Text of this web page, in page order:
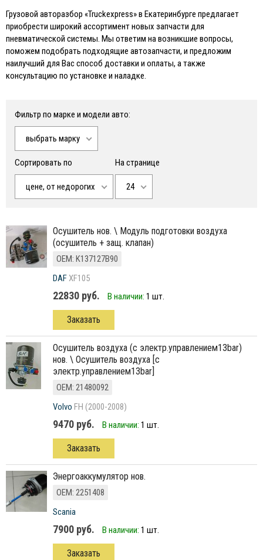
Грузовой авторазбор «Truckexpress» в Екатеринбурге предлагает
приобрести широкий ассортимент новых запчасти для
пневматической системы. Мы ответим на возникшие вопросы,
поможем подобрать подходящие автозапчасти, и предложим
наилучший для Вас способ доставки и оплаты, а также
консультацию по установке и наладке.
Фильтр по марке и модели авто:
выбрать марку
Сортировать по
цене, от недорогих
На странице
24
Осушитель нов. \ Модуль подготовки воздуха
(осушитель + защ. клапан)
ОЕМ: K137127B90
DAFXF105
22830 руб. В наличии: 1 шт.
Заказать
Осушитель воздуха (с электр.управлением13bar)
нов. \ Осушитель воздуха [с
электр.управлением13bar]
ОЕМ: 21480092
Volvo FH (2000-2008)
9470 руб. В наличии: 1 шт.
Заказать
энергоаккумулятор нов.
ОЕМ: 2251408
Scania
7900 руб. В наличии: 1 шт.
Заказать